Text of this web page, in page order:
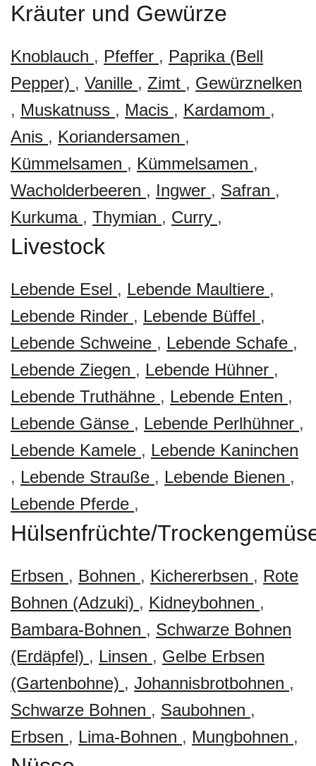
Kräuter und Gewürze
Knoblauch , Pfeffer , Paprika (Bell
Pepper) , Vanille , Zimt , Gewürznelken
, Muskatnuss , Macis , Kardamom ,
Anis , Koriandersamen ,
Kümmelsamen , Kümmelsamen ,
Wacholderbeeren , Ingwer , Safran ,
Kurkuma , Thymian , Curry ,
Livestock
Lebende Esel , Lebende Maultiere ,
Lebende Rinder , Lebende Büffel ,
Lebende Schweine , Lebende Schafe ,
Lebende Ziegen , Lebende Hühner ,
Lebende Truthähne , Lebende Enten ,
Lebende Gänse , Lebende Perlhühner ,
Lebende Kamele , Lebende Kaninchen
, Lebende Strauße , Lebende Bienen ,
Lebende Pferde ,
Hülsenfrüchte/
Erbsen , Bohnen , Kichererbsen , Rote
Bohnen (Adzuki) , Kidneybohnen ,
Bambara-Bohnen , Schwarze Bohnen
(Erdäpfel) , Linsen , Gelbe Erbsen
(Gartenbohne) , Johannisbrotbohnen ,
Schwarze Bohnen , Saubohnen ,
Erbsen , Lima-Bohnen , Mungbohnen ,